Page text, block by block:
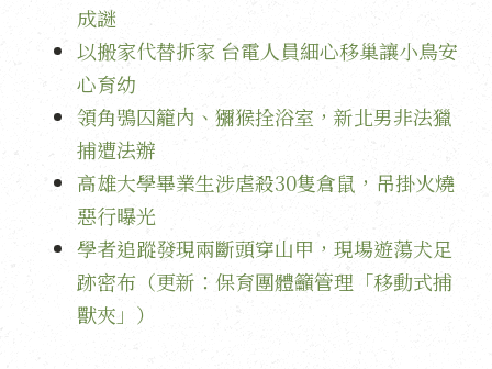
成謎
以搬家代替拆家 台電人員細心移巢讓小鳥安
心育幼
領角鴞囚籠內、獼猴拴浴室，新北男非法獵
捕遭法辦
高雄大學畢業生涉虐殺30隻倉鼠，吊掛火燒
惡行曝光
學者追蹤發現兩斷頭穿山甲，現場遊蕩犬足
跡密布（更新：保育團體籲管理「移動式捕
獸夾」）